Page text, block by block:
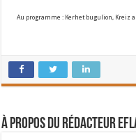
Au programme : Kerhet bugulion, Kreiz
À propos du rédacteur